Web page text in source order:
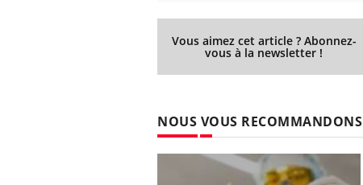
Vous aimez cet article ? Abonnez-
vous à la newsletter !
NOUS VOUS RECOMMANDONS